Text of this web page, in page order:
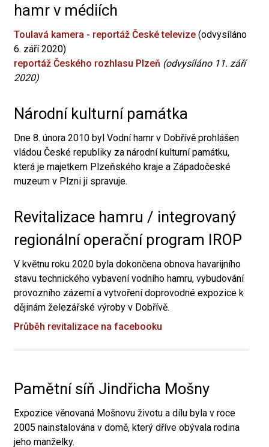
hamr v médiích
Toulavá kamera - reportáž České televize (odvysíláno
6. září 2020)
reportáž Českého rozhlasu Plzeň (odvysíláno 11. září
2020)
Národní kulturní památka
Dne 8. února 2010 byl Vodní hamr v Dobřívě prohlášen
vládou České republiky za národní kulturní památku,
která je majetkem Plzeňského kraje a Západočeské
muzeum v Plzni ji spravuje.
Revitalizace hamru / integrovaný
regionální operační program IROP
V květnu roku 2020 byla dokončena obnova havarijního
stavu technického vybavení vodního hamru, vybudování
provozního zázemí a vytvoření doprovodné expozice k
dějinám železářské výroby v Dobřívě.
Průběh revitalizace na facebooku
Pamětní síň Jindřicha Mošny
Expozice věnovaná Mošnovu životu a dílu byla v roce
2005 nainstalována v domě, který dříve obývala rodina
jeho manželky.